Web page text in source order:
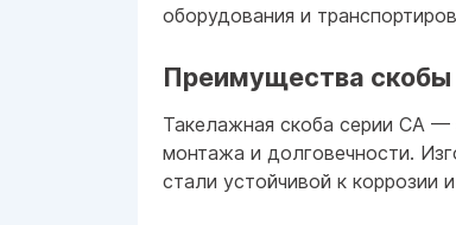
оборудования и
Преимущества
Такелажная скоба серии СА —
монтажа и долговечности.
стали устойчивой к коррозии